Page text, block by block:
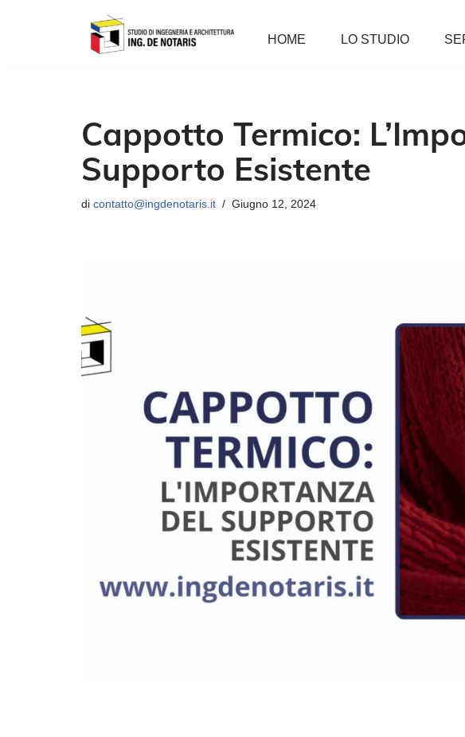
HOME LO STUDIO
Cappotto Termico:
Supporto Esistente
di contatto@ingdenotaris.it Giugno 12, 2024